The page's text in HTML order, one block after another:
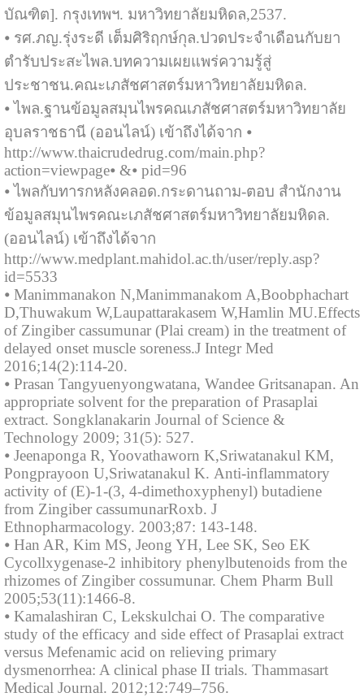
บัณฑิต]. กรุงเทพฯ. มหาวิทยาลัยมหิดล,2537.
⦁ รศ.ภญ.รุ่งระดี เต็มศิริฤกษ์กุล.ปวดประจำเดือนกับยา
ตำรับประสะไพล.บทความเผยแพร่ความรู้สู่
ประชาชน.คณะเภสัชศาสตร์มหาวิทยาลัยมหิดล.
⦁ ไพล.ฐานข้อมูลสมุนไพรคณเภสัชศาสตร์มหาวิทยาลัย
อุบลราชธานี (ออนไลน์) เข้าถึงได้จาก ⦁
http://www.thaicrudedrug.com/main.php?
action=viewpage⦁ &⦁ pid=96
⦁ ไพลกับทารกหลังคลอด.กระดานถาม-ตอบ สำนักงาน
ข้อมูลสมุนไพรคณะเภสัชศาสตร์มหาวิทยาลัยมหิดล.
(ออนไลน์) เข้าถึงได้จาก
http://www.medplant.mahidol.ac.th/user/reply.asp?
id=5533
⦁ Manimmanakon N,Manimmanakom A,Boobphachart
D,Thuwakum W,Laupattarakasem W,Hamlin MU.Effects
of Zingiber cassumunar (Plai cream) in the treatment of
delayed onset muscle soreness.J Integr Med
2016;14(2):114-20.
⦁ Prasan Tangyuenyongwatana, Wandee Gritsanapan. An
appropriate solvent for the preparation of Prasaplai
extract. Songklanakarin Journal of Science &
Technology 2009; 31(5): 527.
⦁ Jeenaponga R, Yoovathaworn K,Sriwatanakul KM,
Pongprayoon U,Sriwatanakul K. Anti-inflammatory
activity of (E)-1-(3, 4-dimethoxyphenyl) butadiene
from Zingiber cassumunarRoxb. J
Ethnopharmacology. 2003;87: 143-148.
⦁ Han AR, Kim MS, Jeong YH, Lee SK, Seo EK
Cycollxygenase-2 inhibitory phenylbutenoids from the
rhizomes of Zingiber cossumunar. Chem Pharm Bull
2005;53(11):1466-8.
⦁ Kamalashiran C, Lekskulchai O. The comparative
study of the efficacy and side effect of Prasaplai extract
versus Mefenamic acid on relieving primary
dysmenorrhea: A clinical phase II trials. Thammasart
Medical Journal. 2012;12:749–756.